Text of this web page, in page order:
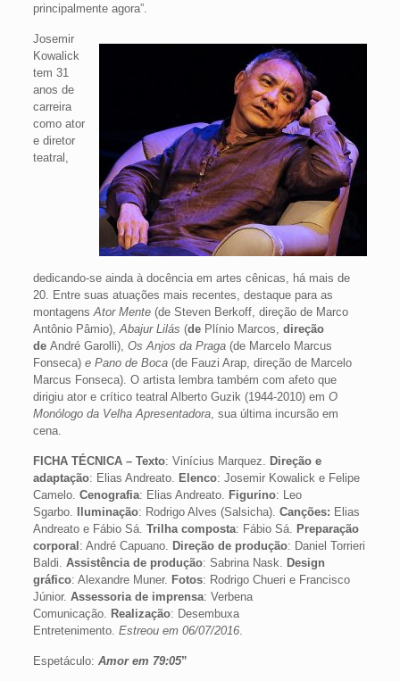
principalmente agora”.
Josemir
Kowalick
tem 31
anos de
carreira
como ator
e diretor
teatral,
dedicando-se ainda à docência em artes cênicas, há mais de
20. Entre suas atuações mais recentes, destaque para as
montagensAtor Mente(de Steven Berkoff, direção de Marco
Antônio Pâmio),Abajur Lilás (dePlínio Marcos, direção
deAndré Garolli), Os Anjos da Praga(de Marcelo Marcus
Fonseca)e Pano de Boca (de Fauzi Arap, direção de Marcelo
Marcus Fonseca). O artista lembra também com afeto que
dirigiu ator e crítico teatral Alberto Guzik (1944-2010) em O
Monólogo da Velha Apresentadora, sua última incursão em
cena.
FICHA TÉCNICA – Texto: Vinícius Marquez. Direção e
adaptação: Elias Andreato. Elenco: Josemir Kowalick e Felipe
Camelo. Cenografia: Elias Andreato. Figurino: Leo
Sgarbo.
Iluminação: Rodrigo Alves (Salsicha). Canções: Elias
Andreato e Fábio Sá. Trilha composta: Fábio Sá. Preparação
corporal : André Capuano. Direção de produção: Daniel Torrieri
Baldi. Assistência de produção: Sabrina Nask. Design
gráfico: Alexandre Muner. Fotos: Rodrigo Chueri e Francisco
Júnior. Assessoria de imprensa: Verbena
Comunicação. Realização: Desembuxa
Entretenimento. Estreou em 06/07/2016.
Espetáculo: Amor em 79:05”